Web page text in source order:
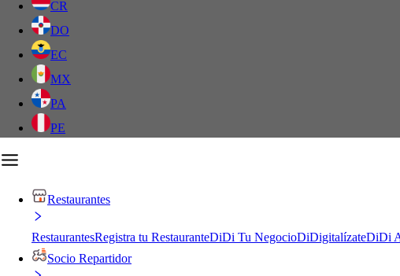
CR
DO
EC
MX
PA
PE
Restaurantes
RestaurantesRegistra tu RestauranteDiDi Tu NegocioDiDigitalízateDiDi
Socio Repartidor